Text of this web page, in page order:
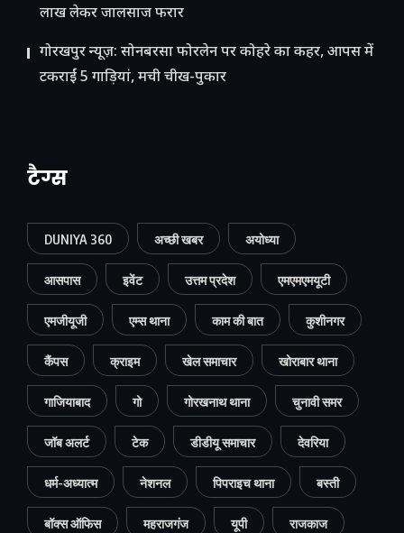
लाख लेकर जालसाज फरार
गोरखपुर न्यूज़: सोनबरसा फोरलेन पर कोहरे का कहर, आपस में
टकराईं 5 गाड़ियां, मची चीख-पुकार
टैग्स
DUNIYA 360 अच्छी खबर अयोध्या
आसपास इवेंट उत्तम प्रदेश एमएमएमयूटी
एमजीयूजी एम्स थाना काम की बात कुशीनगर
कैंपस क्राइम खेल समाचार खोराबार थाना
गाजियाबाद गो गोरखनाथ थाना चुनावी समर
जॉब अलर्ट टेक डीडीयू समाचार देवरिया
धर्म-अध्यात्म नेशनल पिपराइच थाना बस्ती
बॉक्स ऑफिस महराजगंज यूपी राजकाज